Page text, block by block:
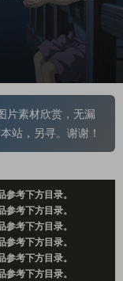
片素材欣赏，无漏
站，另寻。谢谢！
参考下方目录。
参考下方目录。
参考下方目录。
参考下方目录。
参考下方目录。
参考下方目录。